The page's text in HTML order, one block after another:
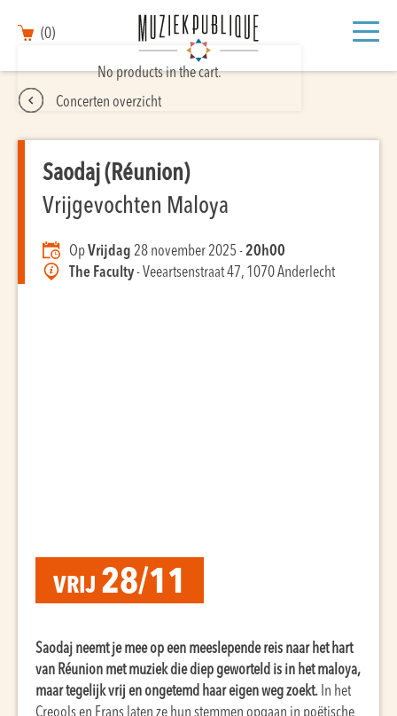
(0)
No products in the cart.
Concerten overzicht
Saodaj (Réunion)
Vrijgevochten Maloya
OpVrijdag 28 november 2025 -20h00
The Faculty- Veeartsenstraat 47, 1070 Anderlecht
VRIJ 28/11
Saodaj neemt je mee op een meeslepende reis naar het hart
van Réunion met muziek die diep geworteld is in het maloya,
maar tegelijk vrij en ongetemd haar eigen weg zoekt. In het
Creools en Frans laten ze hun stemmen opgaan in poëtische